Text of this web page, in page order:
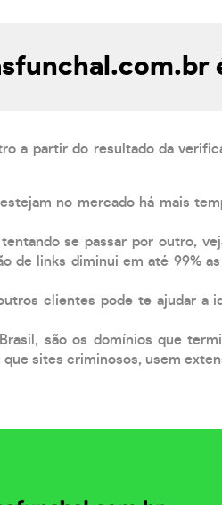
a partir do resultado da
no mercado há mais
se passar por outro,
de links diminui em até 99%
clientes pode te ajudar a
são os domínios que
sites criminosos, usem